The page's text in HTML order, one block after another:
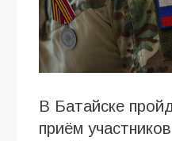
В Батайске
приём